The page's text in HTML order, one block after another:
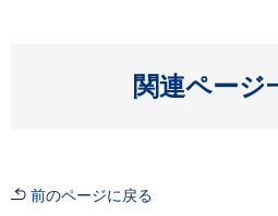
関連ページ
開
前のページに戻る